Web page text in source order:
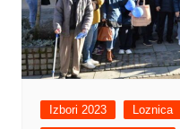
Izbori 2023 Loznica